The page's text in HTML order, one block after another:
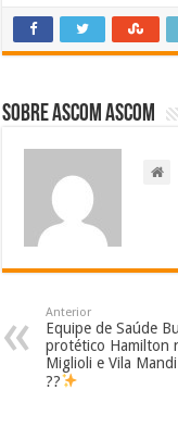
Sobre Ascom Ascom
Anterior
Equipe de Saúde
protético Hamilton
Miglioli e Vila
??